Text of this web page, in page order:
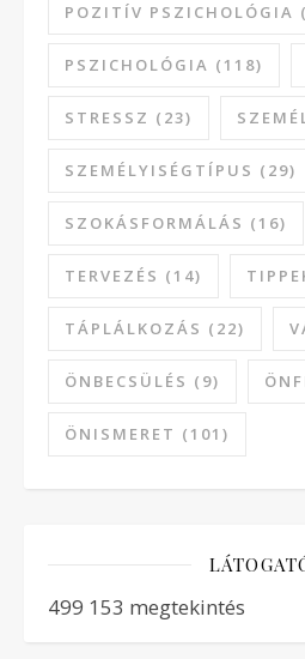
POZITÍV PSZICHOLÓGIA
PSZICHOLÓGIA (118)
STRESSZ (23)
SZEMÉLYISÉGTÍPUS (29)
SZOKÁSFORMÁLÁS (16)
TERVEZÉS (14)
TÁPLÁLKOZÁS (22)
ÖNBECSÜLÉS (9)
ÖNISMERET (101)
499 153 megtekintés